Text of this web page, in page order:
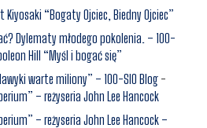
“Bogaty Ojciec, Biedny Ojciec”
Dylematy młodego pokolenia. – 100-
Hill “Myśl i bogać się”
warte miliony” – 100-SIO Blog -
– reżyseria John Lee Hancock
– reżyseria John Lee Hancock –